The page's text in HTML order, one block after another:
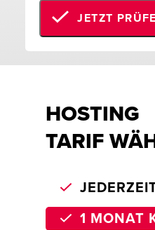
JETZT
HOSTING
TARIF
1 MONAT